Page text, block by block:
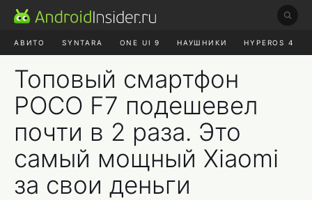
АВИТО SYNTARA ONE UI 9 НАУШНИКИ HYPEROS 4
Топовый смартфон
POCO F7 подешевел
почти в 2 раза. Это
самый мощный Xiaomi
за свои деньги